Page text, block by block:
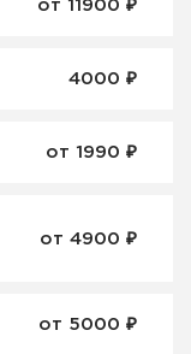
от 11900 ₽
4000 ₽
от 1990 ₽
от 4900 ₽
от 5000 ₽